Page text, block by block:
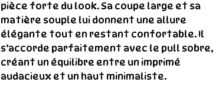
pièce forte du look. Sa coupe large et sa
matière souple lui donnent une allure
élégante tout en restant confortable. Il
s’accorde parfaitement avec le pull sobre,
créant un équilibre entre un imprimé
audacieux et un haut minimaliste.